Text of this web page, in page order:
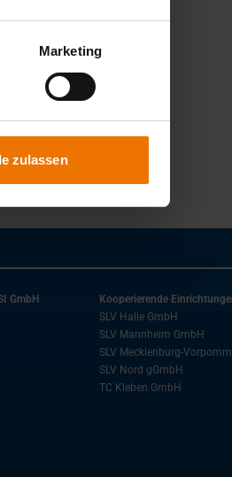
Marketing
zulassen
GmbH
Kooperierende
SLV Halle GmbH
SLV Mannheim GmbH
SLV Mecklenburg-
SLV Nord gGmbH
TC Kleben GmbH